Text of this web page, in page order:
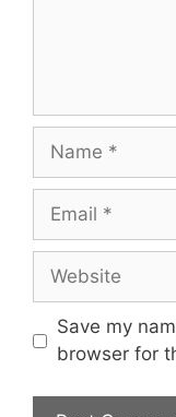
Name
Email
Website
Save my
browser for